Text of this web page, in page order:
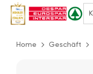
Home Geschäft